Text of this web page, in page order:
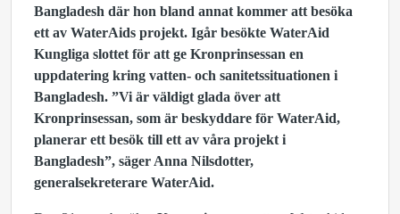
Bangladesh där hon bland annat kommer att besöka
ett av WaterAids projekt. Igår besökte WaterAid
Kungliga slottet för att ge Kronprinsessan en
uppdatering kring vatten- och sanitetssituationen i
Bangladesh. ”Vi är väldigt glada över att
Kronprinsessan, som är beskyddare för WaterAid,
planerar ett besök till ett av våra projekt i
Bangladesh”, säger Anna Nilsdotter,
generalsekreterare WaterAid.